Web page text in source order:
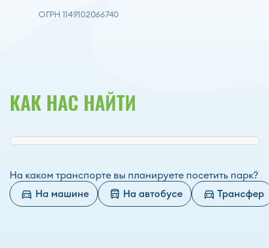
ОГРН 1149102066740
КАК НАС НАЙТИ
На каком транспорте вы планируете посетить парк?
На машине
На автобусе Трансфер